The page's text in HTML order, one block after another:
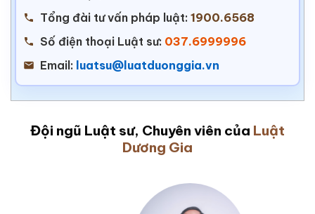
Tổng đài tư vấn pháp luật: 1900.6568
Số điện thoại Luật sư: 037.6999996
Email: luatsu@luatduonggia.vn
Đội ngũ Luật sư, Chuyên viên của Luật
Dương Gia